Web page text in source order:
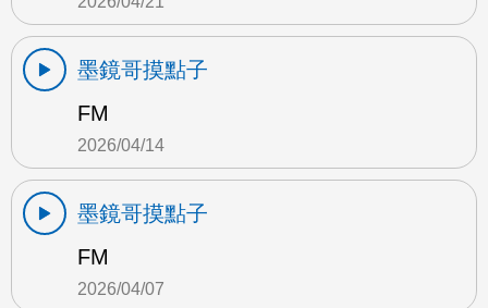
墨鏡哥摸點子
FM
2026/04/14
墨鏡哥摸點子
FM
2026/04/07